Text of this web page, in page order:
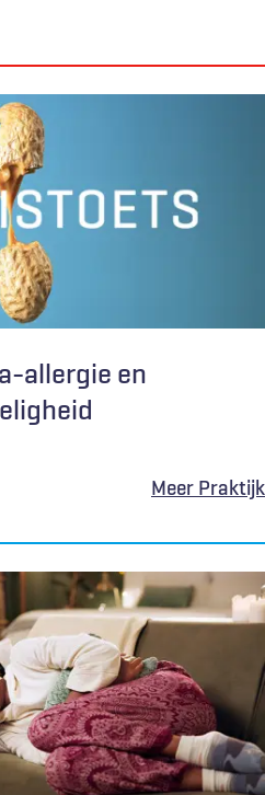
allergie en
Meer Praktijk